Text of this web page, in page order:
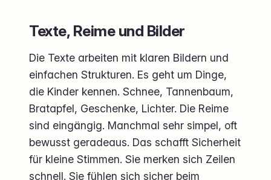
Texte, Reime und Bilder
Die Texte arbeiten mit klaren Bildern und
einfachen Strukturen. Es geht um Dinge,
die Kinder kennen. Schnee, Tannenbaum,
Bratapfel, Geschenke, Lichter. Die Reime
sind eingängig. Manchmal sehr simpel, oft
bewusst geradeaus. Das schafft Sicherheit
für kleine Stimmen. Sie merken sich Zeilen
schnell. Sie fühlen sich sicher beim